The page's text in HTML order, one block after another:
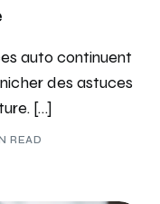
auto continuent
des astuces
[…]
READ